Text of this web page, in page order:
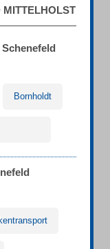
MITTELHOLST
Bornholdt